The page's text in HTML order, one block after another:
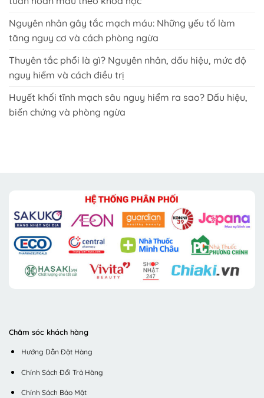
Nguyên nhân gây tắc mạch máu: Những yếu tố làm
tăng nguy cơ và cách phòng ngừa
Thuyên tắc phổi là gì? Nguyên nhân, dấu hiệu, mức độ
nguy hiểm và cách điều trị
Huyết khối tĩnh mạch sâu nguy hiểm ra sao? Dấu hiệu,
biến chứng và phòng ngừa
Chăm sóc khách hàng
Hướng Dẫn Đặt Hàng
Chính Sách Đổi Trả Hàng
Chính Sách Bảo Mật